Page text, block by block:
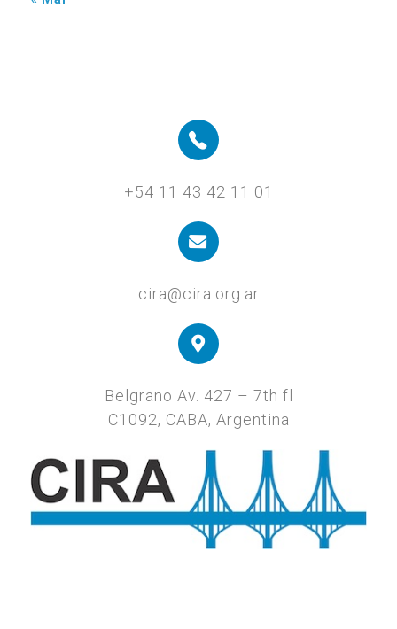
+54 11 43 42 11 01
cira@cira.org.ar
Belgrano Av. 427 – 7th fl
C1092, CABA, Argentina